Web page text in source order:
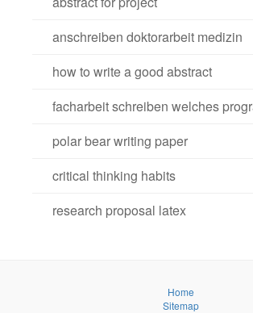
anschreiben doktorarbeit medizin
how to write a good abstract
facharbeit schreiben welches
polar bear writing paper
critical thinking habits
research proposal latex
Home
Sitemap